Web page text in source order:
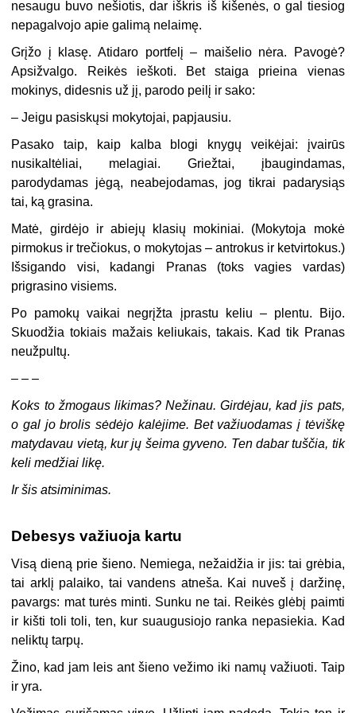
nesaugu buvo nešiotis, dar iškris iš kišenės, o gal tiesiog
nepagalvojo apie galimą nelaimę.
Grįžo į klasę. Atidaro portfelį – maišelio nėra. Pavogė?
Apsižvalgo. Reikės ieškoti. Bet staiga prieina vienas
mokinys, didesnis už jį, parodo peilį ir sako:
– Jeigu pasiskųsi mokytojai, papjausiu.
Pasako taip, kaip kalba blogi knygų veikėjai: įvairūs
nusikaltėliai, melagiai. Griežtai, įbaugindamas,
parodydamas jėgą, neabejodamas, jog tikrai padarysiąs
tai, ką grasina.
Matė, girdėjo ir abiejų klasių mokiniai. (Mokytoja mokė
pirmokus ir trečiokus, o mokytojas – antrokus ir ketvirtokus.)
Išsigando visi, kadangi Pranas (toks vagies vardas)
prigrasino visiems.
Po pamokų vaikai negrįžta įprastu keliu – plentu. Bijo.
Skuodžia tokiais mažais keliukais, takais. Kad tik Pranas
neužpultų.
– – –
Koks to žmogaus likimas? Nežinau. Girdėjau, kad jis pats,
o gal jo brolis sėdėjo kalėjime. Bet važiuodamas į tėviškę
matydavau vietą, kur jų šeima gyveno. Ten dabar tuščia, tik
keli medžiai likę.
Ir šis atsiminimas.
Debesys važiuoja kartu
Visą dieną prie šieno. Nemiega, nežaidžia ir jis: tai grėbia,
tai arklį palaiko, tai vandens atneša. Kai nuveš į daržinę,
pavargs: mat turės minti. Sunku ne tai. Reikės glėbį paimti
ir kišti toli toli, ten, kur suaugusiojo ranka nepasiekia. Kad
neliktų tarpų.
Žino, kad jam leis ant šieno vežimo iki namų važiuoti. Taip
ir yra.